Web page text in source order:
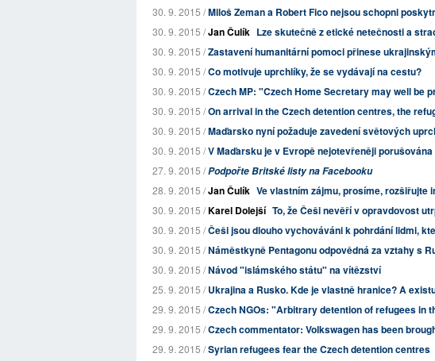
30. 9. 2015 /Miloš Zeman a Robert Fico nejsou schopni
30. 9. 2015 /Jan Čulík Lze skutečně z etické netečnosti a
30. 9. 2015 /Zastavení humanitární pomoci přinese
30. 9. 2015 /Co motivuje uprchlíky, že se vydávají na cestu?
30. 9. 2015 /Czech MP: "Czech Home Secretary may well be
30. 9. 2015 /On arrival in the Czech detention centres, the
30. 9. 2015 /Maďarsko nyní požaduje zavedení světových
30. 9. 2015 /V Maďarsku je v Evropě nejotevřeněji
27. 9. 2015 /Podpořte Britské listy na Facebooku
28. 9. 2015 /Jan Čulík Ve vlastním zájmu, prosíme,
30. 9. 2015 /Karel Dolejší To, že Češi nevěří v opravdovost
30. 9. 2015 /Češi jsou dlouho vychováváni k pohrdání lidmi,
30. 9. 2015 /Náměstkyně Pentagonu odpovědná za vztahy s
30. 9. 2015 /Návod "islámského státu" na vítězství
25. 9. 2015 /Ukrajina a Rusko. Kde je vlastně hranice? A
29. 9. 2015 /Czech NGOs: "Arbitrary detention of refugees in
29. 9. 2015 /Czech commentator: Volkswagen has been
29. 9. 2015 /Syrian refugees fear the Czech detention centres